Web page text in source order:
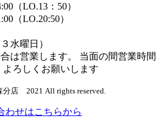
（LO.13：50）
（LO.20:50）
水曜日）
は営業します。 当面の間営業時間
よろしくお願いします
店 2021 All rights reserved.
わせはこちらから